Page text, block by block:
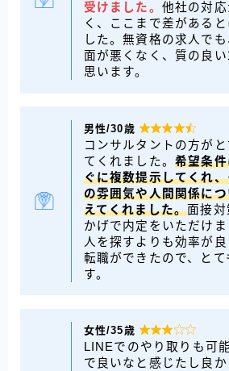
受けました。 他社の対
く、ここまで差がある
した。無資格の求人で
面が悪くなく、質の良
思います。
男性/30歳 
コンサルタントの方が
てくれました。希望条
ぐに複数提示してくれ
の雰囲気や人間関係に
えてくれました。面接対
かげで内定をいただけ
人を探すよりも効率が
転職ができたので、とて
す。
女性/35歳 
LINEでのやり取りも可
で良いなと感じたし良